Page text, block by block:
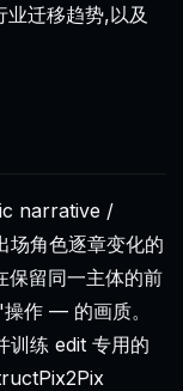
迁移趋势,以及
narrative /
场角色逐章变化的
留同一主体的前
作 — 的画质。
训练 edit 专用的